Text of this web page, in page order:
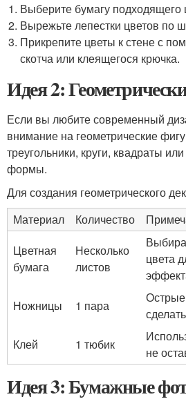
Выберите бумагу подходящего
Вырежьте лепестки цветов по
Прикрепите цветы к стене с
скотча или клеящегося крючка.
Идея 2:
Если вы любите современный
внимание на геометрические
треугольники, круги, квадраты
формы.
Для создания геометрического
Материал
Количество
Цветная
бумага
Несколько
листов
цвета
Ножницы
1 пара
Клей
1 тюбик
не
Идея 3: Бумажные